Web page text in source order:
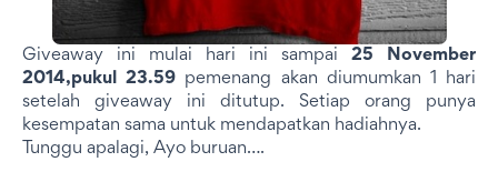
Giveaway ini mulai hari ini sampai 25 November
2014,pukul 23.59 pemenang akan diumumkan 1 hari
setelah giveaway ini ditutup. Setiap orang punya
kesempatan sama untuk mendapatkan hadiahnya.
Tunggu apalagi, Ayo buruan….